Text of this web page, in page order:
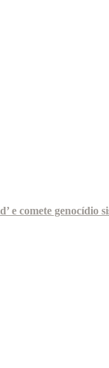
e comete genocídio